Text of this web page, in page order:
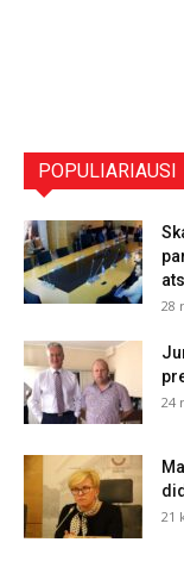
POPULIARIAUSI
28
24
21